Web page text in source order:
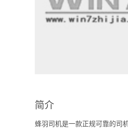
简介
蜂羽司机是一款正规可靠的司